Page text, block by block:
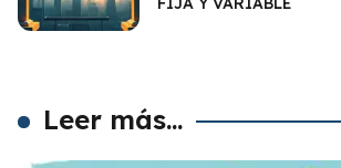
Leer más...